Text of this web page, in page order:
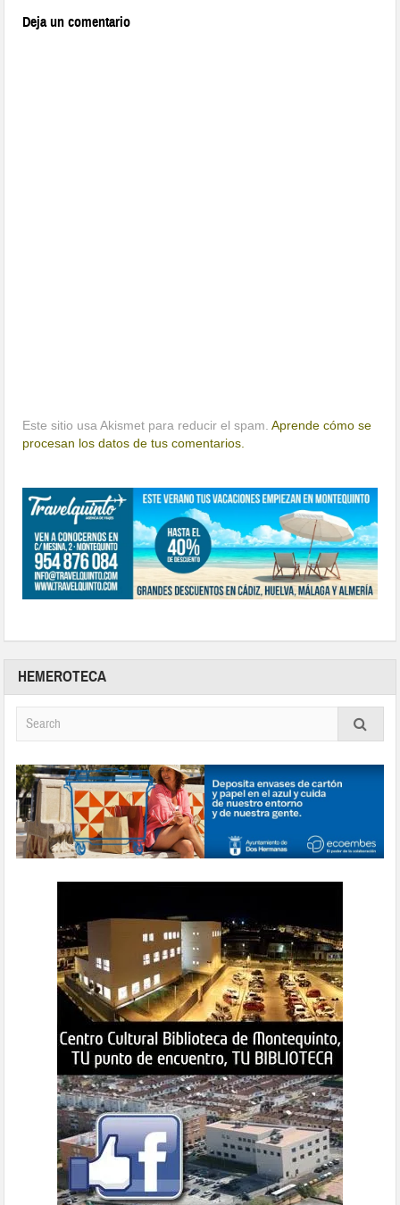
Deja un comentario
Este sitio usa Akismet para reducir el spam.Aprende cómo se
procesan los datos de tus comentarios.
HEMEROTECA